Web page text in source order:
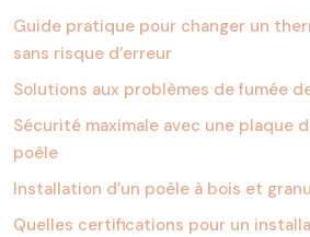
Guide pratique pour changer un
sans risque d’erreur
Solutions aux problèmes de fumée
Sécurité maximale avec une plaque
poêle
Installation d’un poêle à bois et
Quelles certifications pour un